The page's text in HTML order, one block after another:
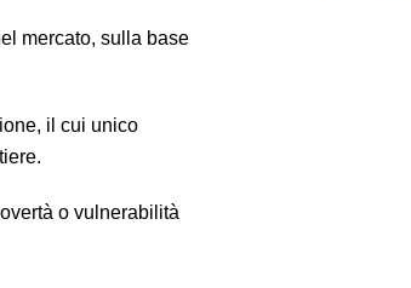
mercato, sulla base
il cui unico
o vulnerabilità